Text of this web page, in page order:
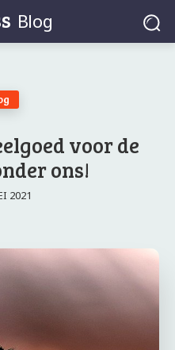
Blog
voor de
ons!
2021